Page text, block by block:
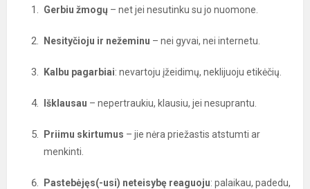
Gerbiu žmogų – net jei nesutinku su jo nuomone.
Nesityčioju ir nežeminu – nei gyvai, nei internetu.
Kalbu pagarbiai: nevartoju įžeidimų, neklijuoju etikėčių.
Išklausau – nepertraukiu, klausiu, jei nesuprantu.
Priimu skirtumus – jie nėra priežastis atstumti ar
menkinti.
Pastebėjęs(-usi) neteisybę reaguoju: palaikau, padedu,